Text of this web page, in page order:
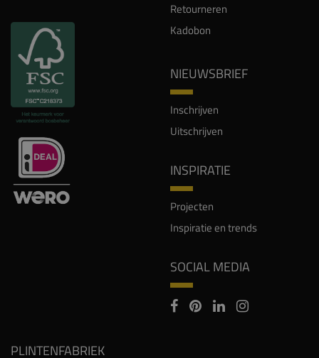
Retourneren
Kadobon
NIEUWSBRIEF
Inschrijven
Uitschrijven
INSPIRATIE
Projecten
Inspiratie en trends
SOCIAL MEDIA
PLINTENFABRIEK